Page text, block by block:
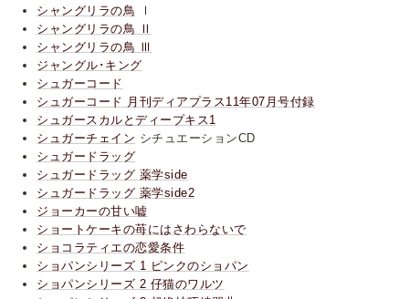
シャングリラの鳥 Ⅰ
シャングリラの鳥 Ⅱ
シャングリラの鳥 Ⅲ
ジャングル･キング
シュガーコード
シュガーコード 月刊ディアプラス11年07月号付録
シュガースカルとディープキス1
シュガーチェイン シチュエーションCD
シュガードラッグ
シュガードラッグ 薬学side
シュガードラッグ 薬学side2
ジョーカーの甘い嘘
ショートケーキの苺にはさわらないで
ショコラティエの恋愛条件
ショパンシリーズ 1 ピンクのショパン
ショパンシリーズ 2 仔猫のワルツ